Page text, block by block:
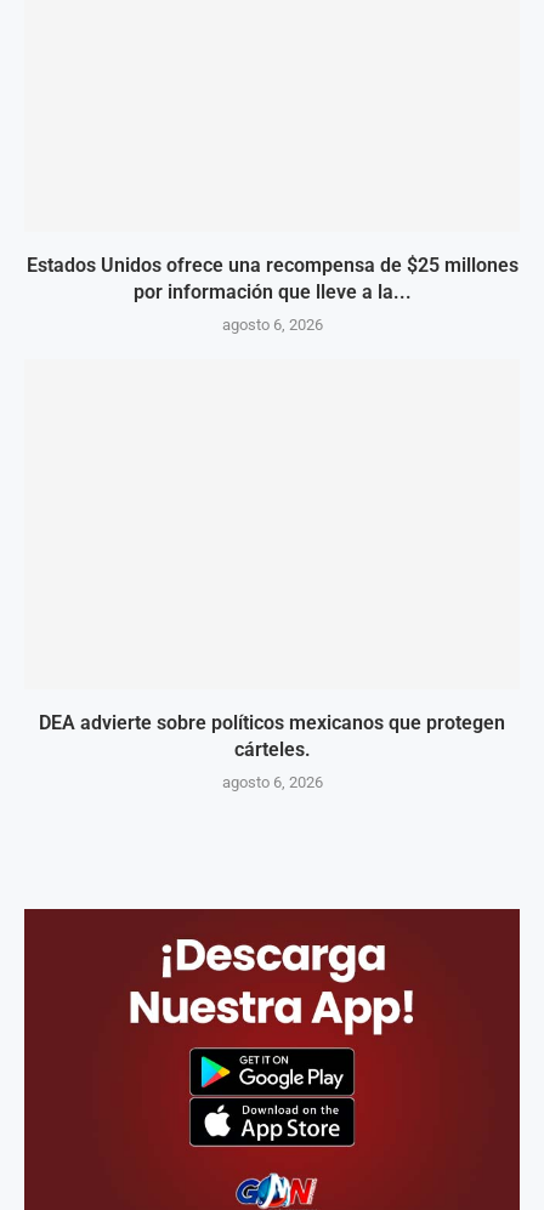
Estados Unidos ofrece una recompensa de $25 millones
por información que lleve a la...
agosto 6, 2026
DEA advierte sobre políticos mexicanos que protegen
cárteles.
agosto 6, 2026